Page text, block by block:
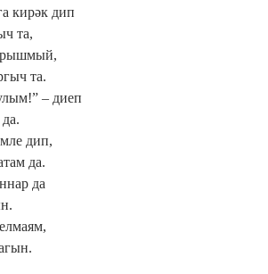
кирәк дип
та,
та.
– диеп
дип,
да.
да